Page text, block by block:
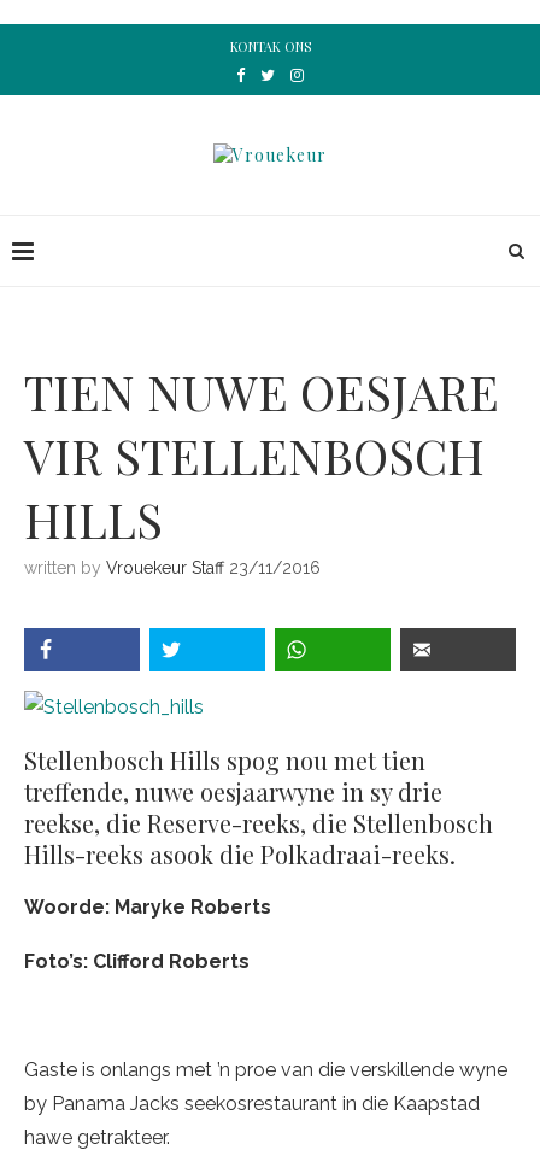
KONTAK ONS
TIEN NUWE OESJARE
VIR STELLENBOSCH
HILLS
written by Vrouekeur Staff 23/11/2016
Stellenbosch Hills spog nou met tien
treffende, nuwe oesjaarwyne in sy drie
reekse, die Reserve-reeks, die Stellenbosch
Hills-reeks asook die Polkadraai-reeks.
Woorde: Maryke Roberts
Foto’s: Clifford Roberts
Gaste is onlangs met ’n proe van die verskillende wyne
by Panama Jacks seekosrestaurant in die Kaapstad
hawe getrakteer.